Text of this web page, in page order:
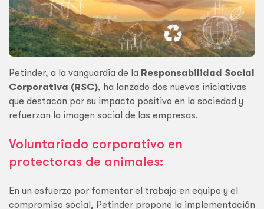
Petinder, a la vanguardia de la Responsabilidad Social
Corporativa (RSC), ha lanzado dos nuevas iniciativas
que destacan por su impacto positivo en la sociedad y
refuerzan la imagen social de las empresas.
Voluntariado corporativo en
protectoras de animales:
En un esfuerzo por fomentar el trabajo en equipo y el
compromiso social, Petinder propone la implementación